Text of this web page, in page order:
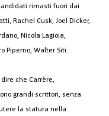
rimasti fuori dai
Rachel Cusk, Joel Dicker,
Nicola Lagioia,
Piperno, Walter Siti.
che Carrère,
grandi scrittori, senza
la statura nella